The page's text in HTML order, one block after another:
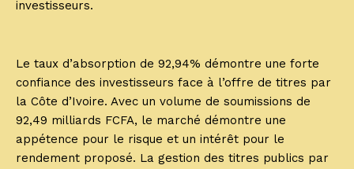
investisseurs.
Le taux d’absorption de 92,94% démontre une forte
confiance des investisseurs face à l’offre de titres par
la Côte d’Ivoire. Avec un volume de soumissions de
92,49 milliards FCFA, le marché démontre une
appétence pour le risque et un intérêt pour le
rendement proposé. La gestion des titres publics par